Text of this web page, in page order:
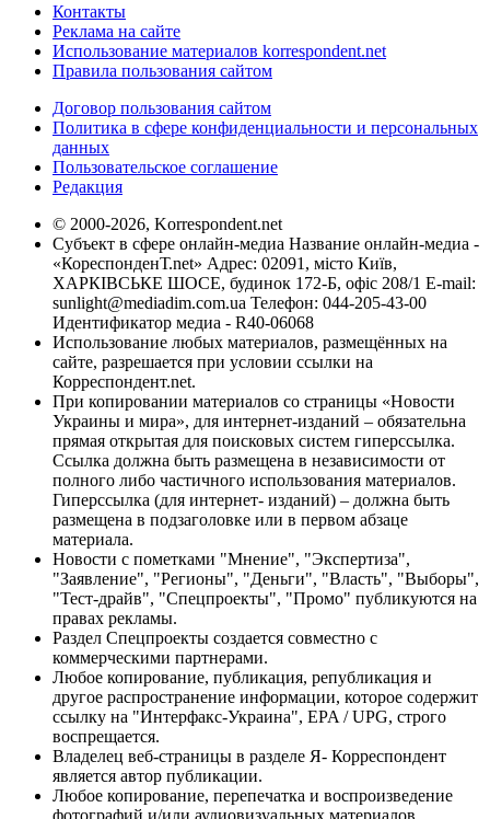
Контакты
Реклама на сайте
Использование материалов korrespondent.net
Правила пользования сайтом
Договор пользования сайтом
Политика в сфере конфиденциальности и персональных
данных
Пользовательское соглашение
Редакция
© 2000-2026, Korrespondent.net
Субъект в сфере онлайн-медиа Название онлайн-медиа -
«КореспонденТ.net» Адрес: 02091, місто Київ,
ХАРКІВСЬКЕ ШОСЕ, будинок 172-Б, офіс 208/1 E-mail:
sunlight@mediadim.com.ua Телефон: 044-205-43-00
Идентификатор медиа - R40-06068
Использование любых материалов, размещённых на
сайте, разрешается при условии ссылки на
Корреспондент.net.
При копировании материалов со страницы «Новости
Украины и мира», для интернет-изданий – обязательна
прямая открытая для поисковых систем гиперссылка.
Ссылка должна быть размещена в независимости от
полного либо частичного использования материалов.
Гиперссылка (для интернет- изданий) – должна быть
размещена в подзаголовке или в первом абзаце
материала.
Новости с пометками "Мнение", "Экспертиза",
"Заявление", "Регионы", "Деньги", "Власть", "Выборы",
"Тест-драйв", "Спецпроекты", "Промо" публикуются на
правах рекламы.
Раздел Спецпроекты создается совместно с
коммерческими партнерами.
Любое копирование, публикация, републикация и
другое распространение информации, которое содержит
ссылку на "Интерфакс-Украина", EPA / UPG, строго
воспрещается.
Владелец веб-страницы в разделе Я- Корреспондент
является автор публикации.
Любое копирование, перепечатка и воспроизведение
фотографий и/или аудиовизуальных материалов,